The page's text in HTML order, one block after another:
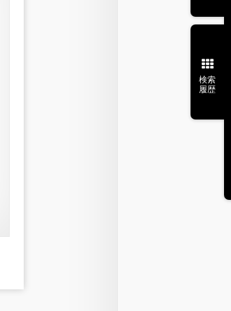
検索
履歴